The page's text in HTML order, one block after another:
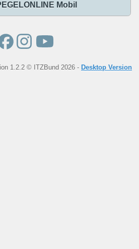
Mobil
1.2.2 © ITZBund 2026 - Desktop Version